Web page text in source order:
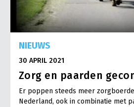
Vleesveehouderij
Mensen
Bestuur en Directie
Medewerkers
Vakgroepbestuurders
Jaarverslag 2023
Vacatures
Pers
Contact
NIEUWS
30 APRIL 2021
Zorg en paarden
Er poppen steeds meer
Nederland, ook in combinatie met